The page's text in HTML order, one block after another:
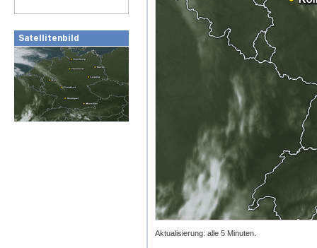
Satellitenbild
Aktualisierung: alle 5 Minuten.